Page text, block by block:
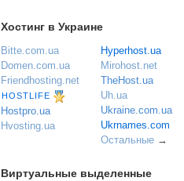
Хостинг в Украине
Bitte.com.ua
Domen.com.ua
Friendhosting.net
HOSTLIFE
Hostpro.ua
Hvosting.ua
Hyperhost.ua
Mirohost.net
TheHost.ua
Uh.ua
Ukraine.com.ua
Ukrnames.com
Остальные →
Виртуальные выделенные